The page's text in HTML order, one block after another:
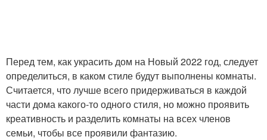
Новый год Год без затрат
Перед тем, как украсить дом на Новый 2022 год, следует
определиться, в каком стиле будут выполнены комнаты.
Считается, что лучше всего придерживаться в каждой
части дома какого-то одного стиля, но можно проявить
креативность и разделить комнаты на всех членов
семьи, чтобы все проявили фантазию.